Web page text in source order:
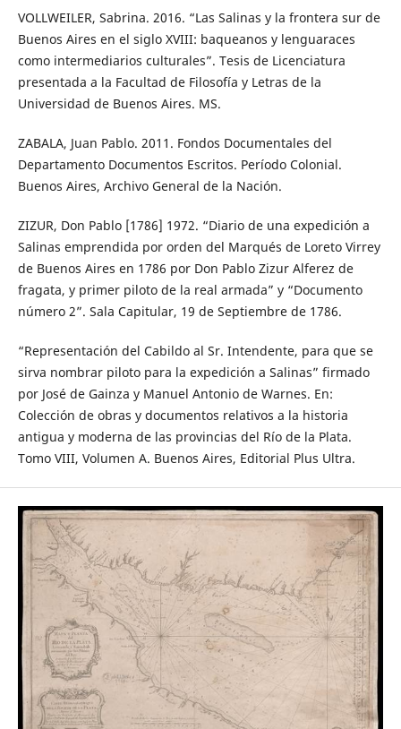
VOLLWEILER, Sabrina. 2016. “Las Salinas y la frontera sur de
Buenos Aires en el siglo XVIII: baqueanos y lenguaraces
como intermediarios culturales”. Tesis de Licenciatura
presentada a la Facultad de Filosofía y Letras de la
Universidad de Buenos Aires. MS.
ZABALA, Juan Pablo. 2011. Fondos Documentales del
Departamento Documentos Escritos. Período Colonial.
Buenos Aires, Archivo General de la Nación.
ZIZUR, Don Pablo [1786] 1972. “Diario de una expedición a
Salinas emprendida por orden del Marqués de Loreto Virrey
de Buenos Aires en 1786 por Don Pablo Zizur Alferez de
fragata, y primer piloto de la real armada” y “Documento
número 2”. Sala Capitular, 19 de Septiembre de 1786.
“Representación del Cabildo al Sr. Intendente, para que se
sirva nombrar piloto para la expedición a Salinas” firmado
por José de Gainza y Manuel Antonio de Warnes. En:
Colección de obras y documentos relativos a la historia
antigua y moderna de las provincias del Río de la Plata.
Tomo VIII, Volumen A. Buenos Aires, Editorial Plus Ultra.